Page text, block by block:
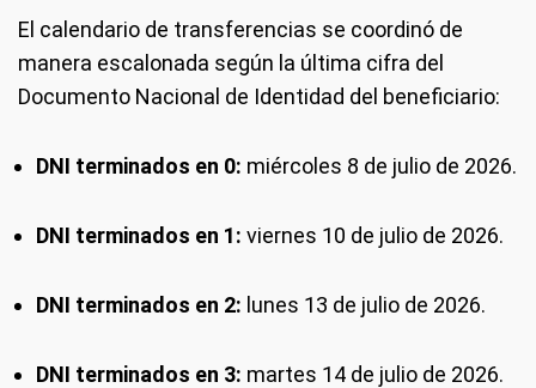
El calendario de transferencias se coordinó de
manera escalonada según la última cifra del
Documento Nacional de Identidad del beneficiario:
DNI terminados en 0: miércoles 8 de julio de 2026.
DNI terminados en 1: viernes 10 de julio de 2026.
DNI terminados en 2: lunes 13 de julio de 2026.
DNI terminados en 3: martes 14 de julio de 2026.